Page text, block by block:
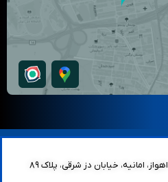
اهواز، امانیه، خیابان دز شرقی، پلاک ۸۹